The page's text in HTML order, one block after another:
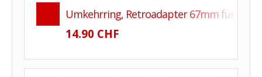
Umkehrring, Retroadapter 67mm für
14.90 CHF